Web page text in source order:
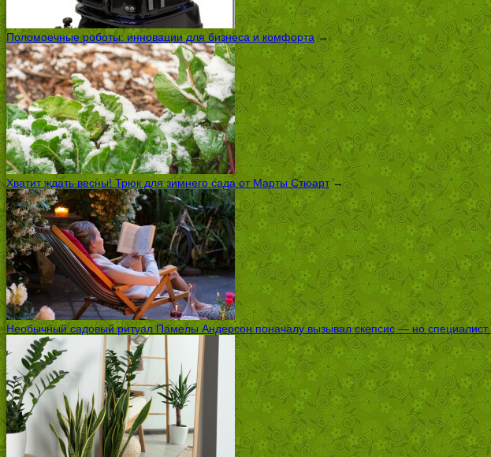
Поломоечные роботы: инновации для бизнеса и комфорта→
Хватит ждать весны! Трюк для зимнего сада от Марты Стюарт→
Необычный садовый ритуал Памелы Андерсон поначалу вызывал скепсис — но специалист